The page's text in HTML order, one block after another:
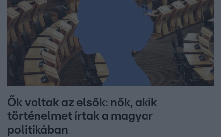
Ők voltak az elsők: nők, akik
történelmet írtak a magyar
politikában